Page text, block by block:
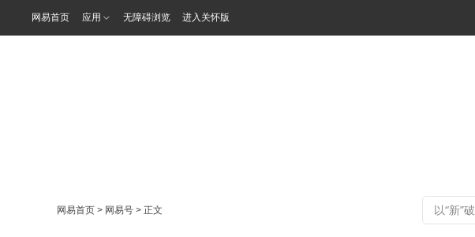
网易首页 应用 无障碍浏览 进入关怀版
网易首页 > 网易号 > 正文